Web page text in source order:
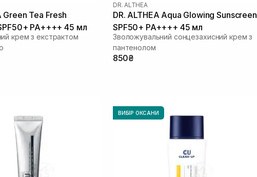
Green Tea Fresh
PA++++ 45 мл
крем з екстрактом
DR. ALTHEA
DR. ALTHEA Aqua Glowing Sunscreen
SPF50+ PA++++ 45 мл
Зволожувальний сонцезахисний крем з
пантенолом
850₴
ВИБІР ОКСАНИ